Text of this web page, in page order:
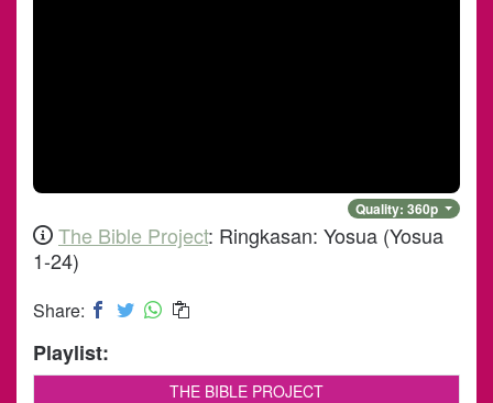
Quality: 360p
The Bible Project: Ringkasan: Yosua (Yosua
1-24)
Share:
Playlist:
THE BIBLE PROJECT